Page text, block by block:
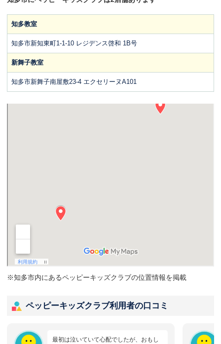
知多教室
知多市新知東町1-1-10 レジデンス啓和 1B号
新舞子教室
知多市新舞子南屋敷23-4 エクセリーヌA101
※知多市内にあるペッピーキッズクラブの位置情報を掲載
ペッピーキッズクラブ利用者の口コミ
最初は泣いていて心配でしたが、おもし